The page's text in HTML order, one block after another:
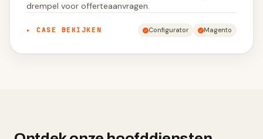
drempel voor offerteaanvragen.
▸ CASE BEKIJKEN Configurator Magento